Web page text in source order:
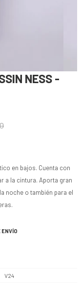
NESS -
en bajos. Cuenta con
a la cintura. Aporta gran
noche o también para el
ENVÍO
V24